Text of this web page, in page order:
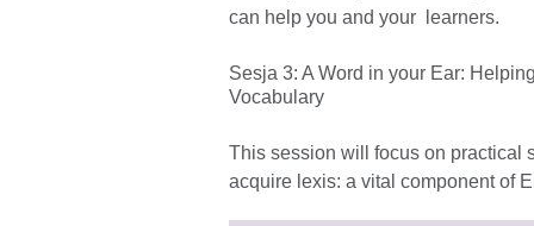
can help you and your learners.
Sesja 3: A Word in your Ear:
Vocabulary
This session will focus on practical
acquire lexis: a vital component of